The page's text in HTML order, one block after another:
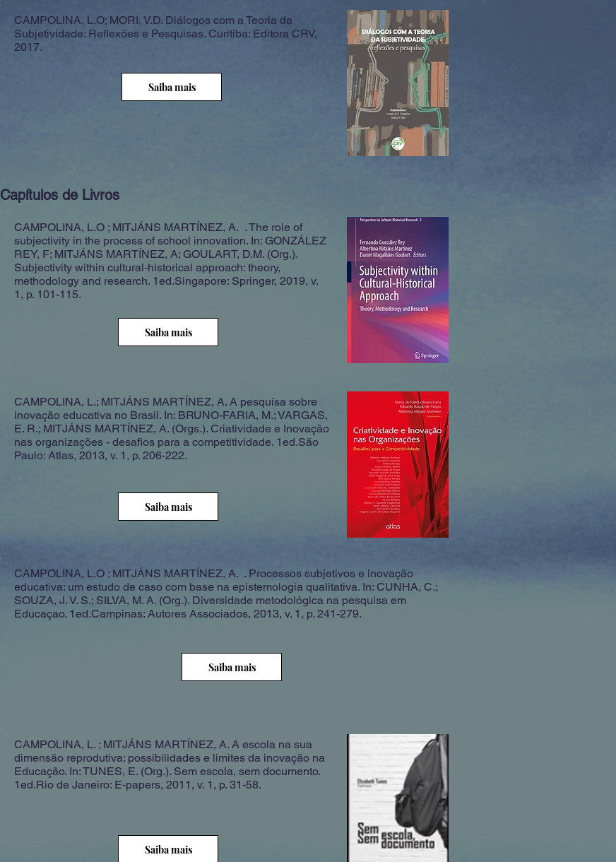
CAMPOLINA, L.O; MORI, V.D. Diálogos com a Teoria da
Subjetividade: Reflexões e Pesquisas. Curitiba: Editora CRV,
2017.
Saiba mais
Capítulos de Livros
CAMPOLINA, L.O ; MITJÁNS MARTÍNEZ, A. . The role of
subjectivity in the process of school innovation. In: GONZÁLEZ
REY, F; MITJÁNS MARTÍNEZ, A; GOULART, D.M. (Org.).
Subjectivity within cultural-historical approach: theory,
methodology and research. 1ed.Singapore: Springer, 2019, v.
1, p. 101-115.
Saiba mais
CAMPOLINA, L.; MITJÁNS MARTÍNEZ, A. A pesquisa sobre
inovação educativa no Brasil. In: BRUNO-FARIA, M.; VARGAS,
E. R.; MITJÁNS MARTÍNEZ, A. (Orgs.). Criatividade e Inovação
nas organizações - desafios para a competitividade. 1ed.São
Paulo: Atlas, 2013, v. 1, p. 206-222.
Saiba mais
CAMPOLINA, L.O ; MITJÁNS MARTÍNEZ, A. . Processos subjetivos e inovação
educativa: um estudo de caso com base na epistemologia qualitativa. In: CUNHA, C.;
SOUZA, J. V. S.; SILVA, M. A. (Org.). Diversidade metodológica na pesquisa em
Educaçao. 1ed.Campinas: Autores Associados, 2013, v. 1, p. 241-279.
Saiba mais
CAMPOLINA, L. ; MITJÁNS MARTÍNEZ, A. A escola na sua
dimensão reprodutiva: possibilidades e limites da inovação na
Educação. In: TUNES, E. (Org.). Sem escola, sem documento.
1ed.Rio de Janeiro: E-papers, 2011, v. 1, p. 31-58.
Saiba mais